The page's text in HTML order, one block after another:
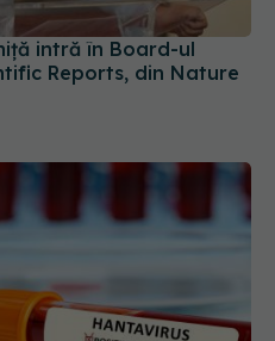
intră în Board-ul
Reports, din Nature